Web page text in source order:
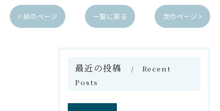
< 前のページ 一覧に戻る 次のページ >
最近の投稿
Recent
Posts